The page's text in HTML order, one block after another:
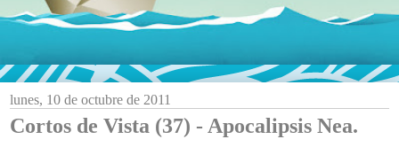
lunes, 10 de octubre de 2011
Cortos de Vista (37) - Apocalipsis Nea.